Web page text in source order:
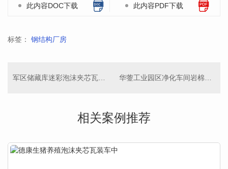
此内容DOC下载 此内容PDF下载
标签： 钢结构厂房
相关案例推荐